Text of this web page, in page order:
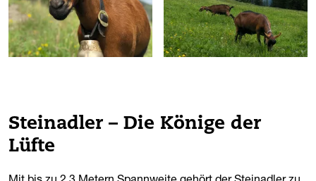
Steinadler – Die Könige der
Lüfte